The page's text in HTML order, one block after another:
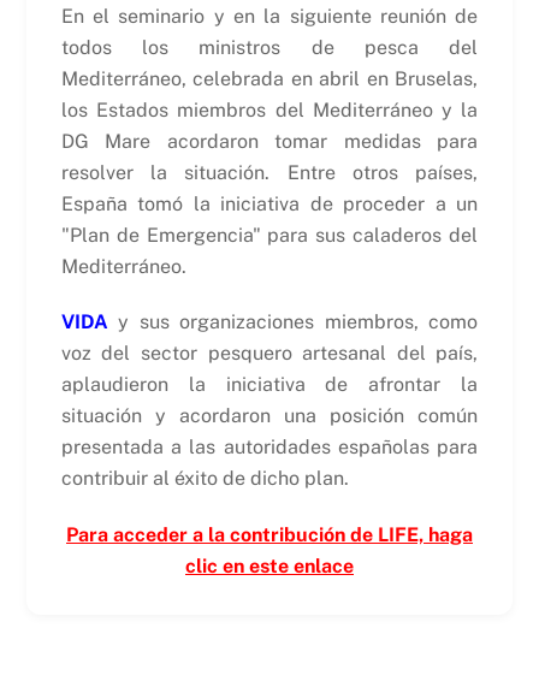
En el seminario y en la siguiente reunión de
todos los ministros de pesca del
Mediterráneo, celebrada en abril en Bruselas,
los Estados miembros del Mediterráneo y la
DG Mare acordaron tomar medidas para
resolver la situación. Entre otros países,
España tomó la iniciativa de proceder a un
"Plan de Emergencia" para sus caladeros del
Mediterráneo.
VIDA y sus organizaciones miembros, como
voz del sector pesquero artesanal del país,
aplaudieron la iniciativa de afrontar la
situación y acordaron una posición común
presentada a las autoridades españolas para
contribuir al éxito de dicho plan.
Para acceder a la contribución de LIFE, haga
clic en este enlace